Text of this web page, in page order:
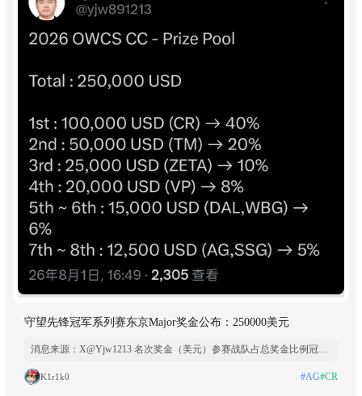
守望先锋冠军系列赛东京Major奖金公布：250000美元
消息来源：X@Yjw1213 名次奖金（美元）参赛战队占总奖金比例冠军
25000ZETA10%殿军（第 4 名）20000VP8%5–6 名单队 1
K1r1k0 #AG#CR